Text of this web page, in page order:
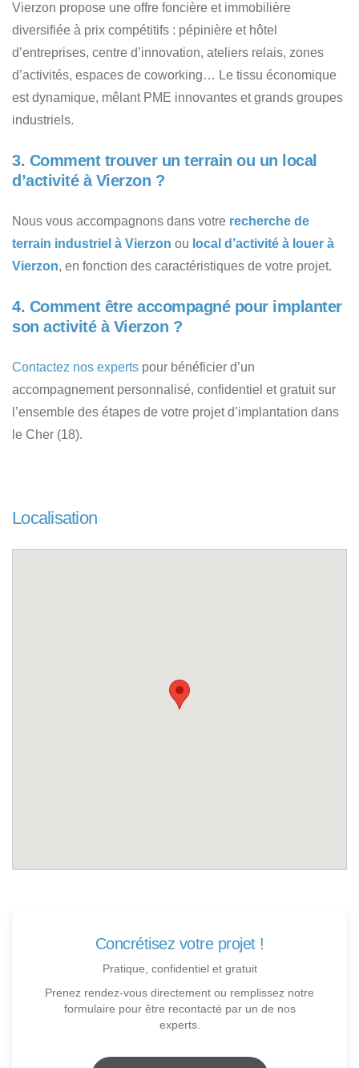
Vierzon propose une offre foncière et immobilière
diversifiée à prix compétitifs : pépinière et hôtel
d’entreprises, centre d’innovation, ateliers relais, zones
d’activités, espaces de coworking… Le tissu économique
est dynamique, mêlant PME innovantes et grands groupes
industriels.
3. Comment trouver un terrain ou un local
d’activité à Vierzon ?
Nous vous accompagnons dans votre recherche de
terrain industriel à Vierzon ou local d’activité à louer à
Vierzon, en fonction des caractéristiques de votre projet.
4. Comment être accompagné pour implanter
son activité à Vierzon ?
Contactez nos experts pour bénéficier d’un
accompagnement personnalisé, confidentiel et gratuit sur
l’ensemble des étapes de votre projet d’implantation dans
le Cher (18).
Localisation
Concrétisez votre projet !
Pratique, confidentiel et gratuit
Prenez rendez-vous directement ou remplissez notre
formulaire pour être recontacté par un de nos
experts.